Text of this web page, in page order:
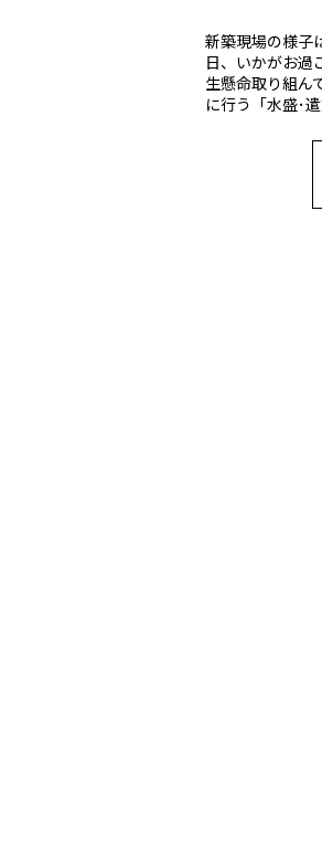
新築現場の様子
日、いかがお過
生懸命取り組ん
に行う「水盛･